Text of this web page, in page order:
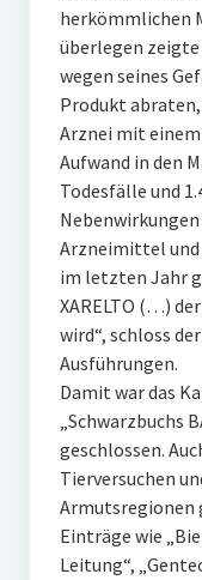
herkömmlichen
überlegen
wegen seines
Produkt
Arznei mit
Aufwand in den
Todesfälle und
Arzneimittel und
im letzten Jahr
XARELTO (…)
wird“, schloss
Ausführungen.
Damit war das
„Schwarzbuchs
geschlossen.
Tierversuchen
Armutsregionen
Einträge wie
Leitung“,